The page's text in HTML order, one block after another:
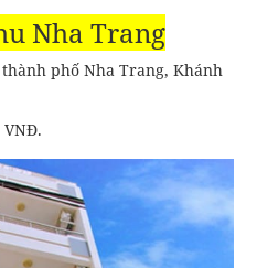
Nha Trang
phố Nha Trang, Khánh